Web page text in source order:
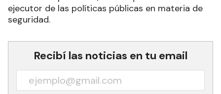
ejecutor de las políticas públicas en materia de
seguridad.
Recibí las noticias en tu email